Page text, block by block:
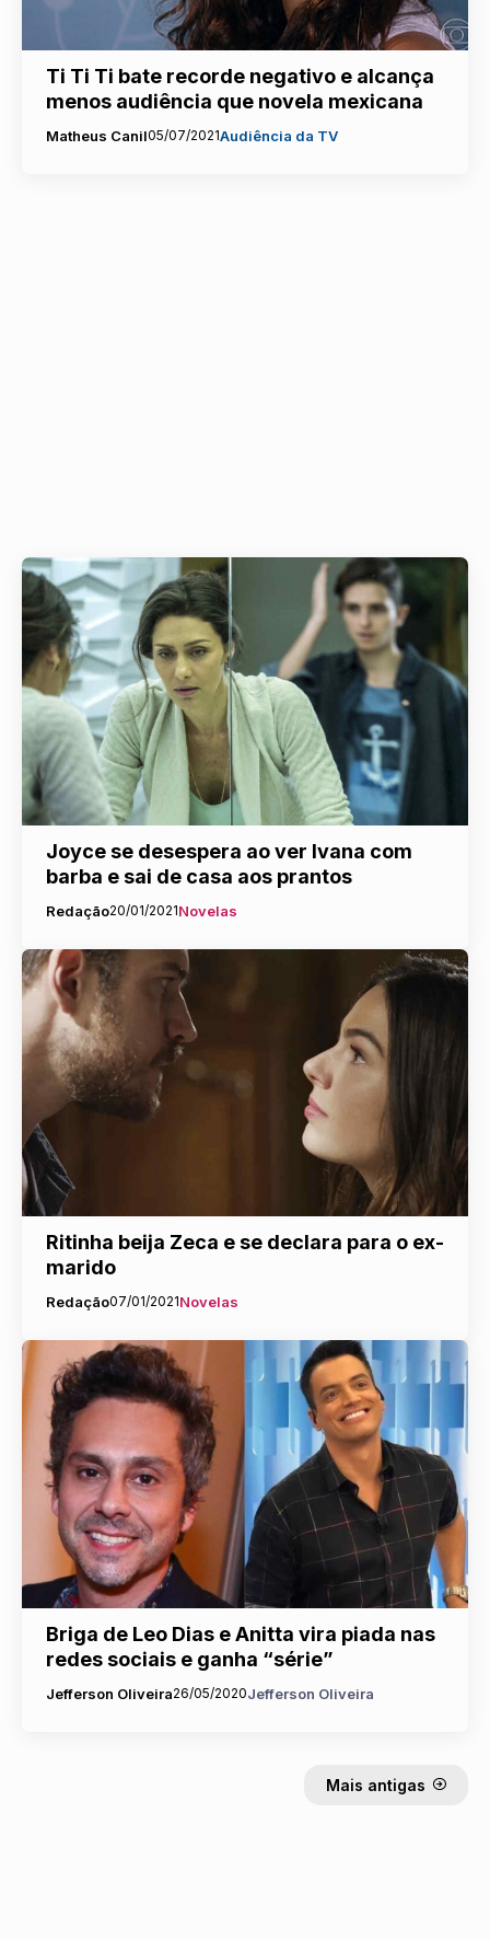
Ti Ti Ti bate recorde negativo e alcança
menos audiência que novela mexicana
Matheus Canil05/07/2021Audiência da TV
Joyce se desespera ao ver Ivana com
barba e sai de casa aos prantos
Redação20/01/2021Novelas
Ritinha beija Zeca e se declara para o ex-
marido
Redação07/01/2021Novelas
Briga de Leo Dias e Anitta vira piada nas
redes sociais e ganha “série”
Jefferson Oliveira26/05/2020Jefferson Oliveira
Mais antigas